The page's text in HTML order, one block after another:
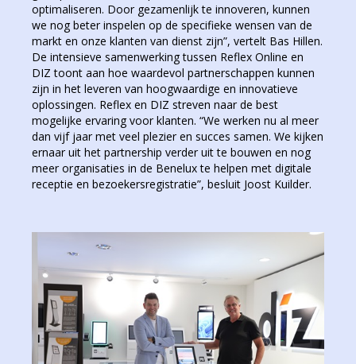
optimaliseren. Door gezamenlijk te innoveren, kunnen
we nog beter inspelen op de specifieke wensen van de
markt en onze klanten van dienst zijn”, vertelt Bas Hillen.
De intensieve samenwerking tussen Reflex Online en
DIZ toont aan hoe waardevol partnerschappen kunnen
zijn in het leveren van hoogwaardige en innovatieve
oplossingen. Reflex en DIZ streven naar de best
mogelijke ervaring voor klanten. “We werken nu al meer
dan vijf jaar met veel plezier en succes samen. We kijken
ernaar uit het partnership verder uit te bouwen en nog
meer organisaties in de Benelux te helpen met digitale
receptie en bezoekersregistratie”, besluit Joost Kuilder.